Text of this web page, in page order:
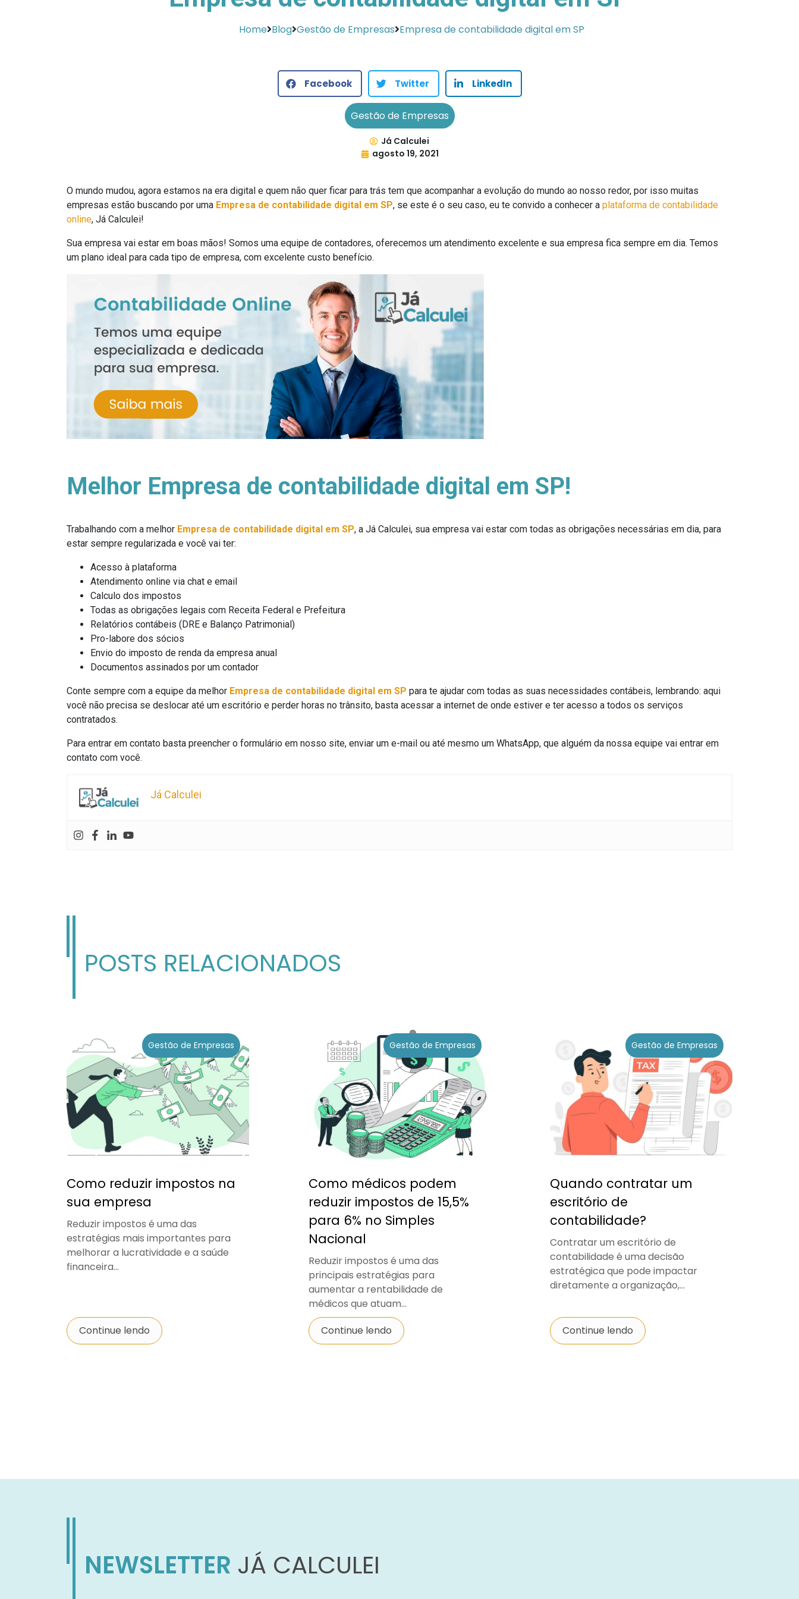
Home Blog Gestão de Empresas Empresa de contabilidade digital em SP
Facebook Twitter LinkedIn
Gestão de Empresas
Já Calculei
agosto 19, 2021
O mundo mudou, agora estamos na era digital e quem não quer ficar para trás tem que acompanhar a evolução do mundo ao nosso redor, por isso muitas
empresas estão buscando por uma Empresa de contabilidade digital em SP, se este é o seu caso, eu te convido a conhecer a plataforma de contabilidade
online, Já Calculei!
Sua empresa vai estar em boas mãos! Somos uma equipe de contadores, oferecemos um atendimento excelente e sua empresa fica sempre em dia. Temos
um plano ideal para cada tipo de empresa, com excelente custo benefício.
Melhor Empresa de contabilidade digital em SP!
Trabalhando com a melhor Empresa de contabilidade digital em SP, a Já Calculei, sua empresa vai estar com todas as obrigações necessárias em dia, para
estar sempre regularizada e você vai ter:
Acesso à plataforma
Atendimento online via chat e email
Calculo dos impostos
Todas as obrigações legais com Receita Federal e Prefeitura
Relatórios contábeis (DRE e Balanço Patrimonial)
Pro-labore dos sócios
Envio do imposto de renda da empresa anual
Documentos assinados por um contador
Conte sempre com a equipe da melhor Empresa de contabilidade digital em SP para te ajudar com todas as suas necessidades contábeis, lembrando: aqui
você não precisa se deslocar até um escritório e perder horas no trânsito, basta acessar a internet de onde estiver e ter acesso a todos os serviços
contratados.
Para entrar em contato basta preencher o formulário em nosso site, enviar um e-mail ou até mesmo um WhatsApp, que alguém da nossa equipe vai entrar em
contato com você.
Já Calculei
POSTS RELACIONADOS
Gestão de Empresas
Como reduzir impostos na
sua empresa
Reduzir impostos é uma das
estratégias mais importantes para
melhorar a lucratividade e a saúde
financeira...
Continue lendo
Gestão de Empresas
Como médicos podem
reduzir impostos de 15,5%
para 6% no Simples
Nacional
Reduzir impostos é uma das
principais estratégias para
aumentar a rentabilidade de
médicos que atuam...
Continue lendo
Gestão de Empresas
Quando contratar um
escritório de
contabilidade?
Contratar um escritório de
contabilidade é uma decisão
estratégica que pode impactar
diretamente a organização,...
Continue lendo
NEWSLETTER JÁ CALCULEI